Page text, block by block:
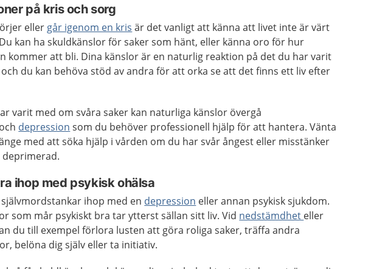
på kris och sorg
eller går igenom en kris är det vanligt att känna att livet inte är värt
kan ha skuldkänslor för saker som hänt, eller känna oro för hur
kommer att bli. Dina känslor är en naturlig reaktion på det du har varit
du kan behöva stöd av andra för att orka se att det finns ett liv efter
varit med om svåra saker kan naturliga känslor övergå
och depression som du behöver professionell hjälp för att hantera. Vänta
med att söka hjälp i vården om du har svår ångest eller misstänker
ihop med psykisk ohälsa
ihop med en depression eller annan psykisk sjukdom.
som mår psykiskt bra tar ytterst sällan sitt liv. Vid nedstämdhet eller
du till exempel förlora lusten att göra roliga saker, träffa andra
belöna dig själv eller ta initiativ.